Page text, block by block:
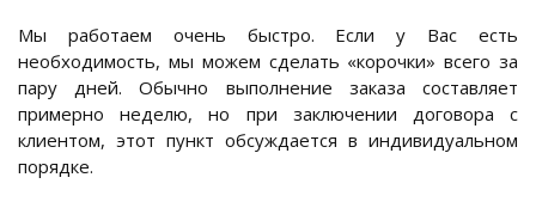
Мы работаем очень быстро. Если у Вас есть
необходимость, мы можем сделать «корочки» всего за
пару дней. Обычно выполнение заказа составляет
примерно неделю, но при заключении договора с
клиентом, этот пункт обсуждается в индивидуальном
порядке.